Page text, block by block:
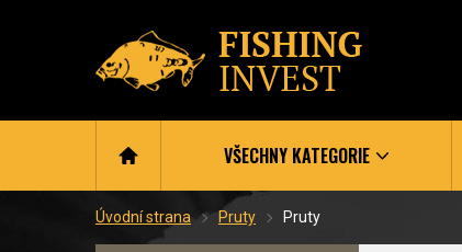
VŠECHNY KATEGORIE
Úvodní strana Pruty Pruty